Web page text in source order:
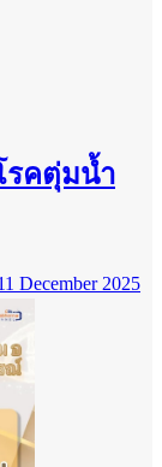
รคตุ่มนํ้า
December 2025